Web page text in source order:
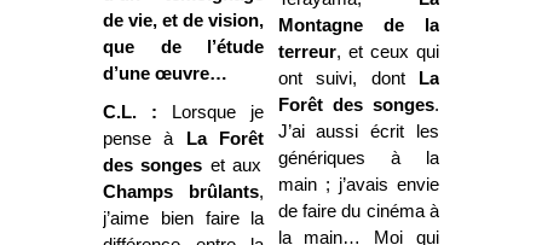
de vie, et de vision,
que de l’étude
d’une œuvre…
C.L. : Lorsque je
pense à La Forêt
des songes et aux
Champs brûlants,
j’aime bien faire la
Montagnede la
terreur, et ceux qui
ont suivi, dont La
Forêtdes songes.
J’ai aussi écrit les
génériques à la
main ; j’avais envie
de faire du cinéma à
la main… Moi qui